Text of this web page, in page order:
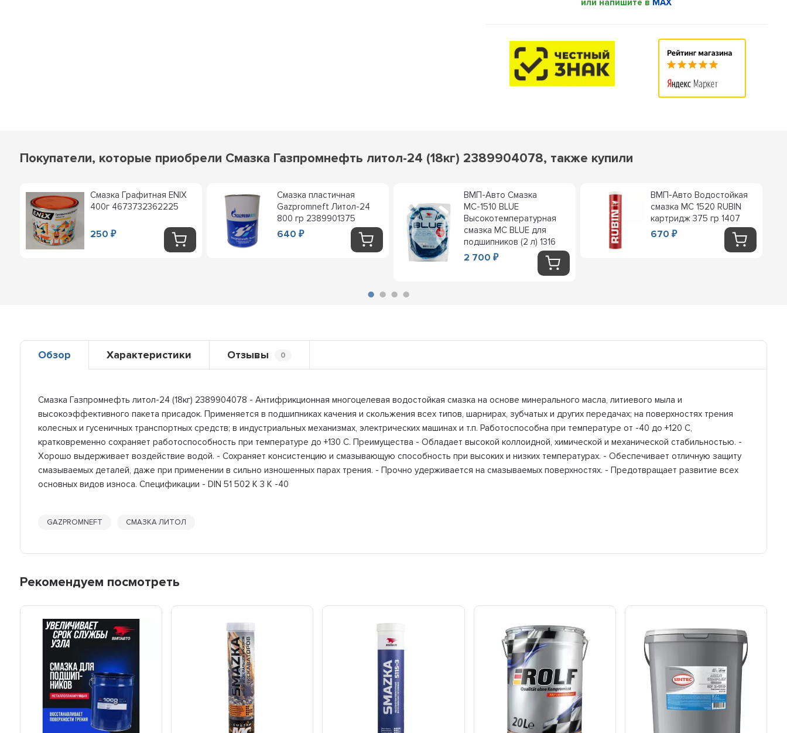
или напишите в MAX
Покупатели, которые приобрели Смазка Газпромнефть литол-24 (18кг) 2389904078, также купили
Смазка Графитная ENIX
400г 4673732362225
250₽
Смазка пластичная
Gazpromneft Литол-24
800 гр 2389901375
640₽
ВМП-Авто Смазка
МС-1510 BLUE
Высокотемпературная
смазка МС BLUE для
подшипников (2 л) 1316
2 700₽
ВМП-Авто Водостойкая
смазка MC 1520 RUBIN
картридж 375 гр 1407
670₽
Обзор Характеристики Отзывы 0
Смазка Газпромнефть литол-24 (18кг) 2389904078 - Антифрикционная многоцелевая водостойкая смазка на основе минерального масла, литиевого мыла и
высокоэффективного пакета присадок. Применяется в подшипниках качения и скольжения всех типов, шарнирах, зубчатых и других передачах; на поверхностях трения
колесных и гусеничных транспортных средств; в индустриальных механизмах, электрических машинах и т.п. Работоспособна при температуре от -40 до +120 С,
кратковременно сохраняет работоспособность при температуре до +130 С. Преимущества - Обладает высокой коллоидной, химической и механической стабильностью. -
Хорошо выдерживает воздействие водой. - Сохраняет консистенцию и смазывающую способность при высоких и низких температурах. - Обеспечивает отличную защиту
смазываемых деталей, даже при применении в сильно изношенных парах трения. - Прочно удерживается на смазываемых поверхностях. - Предотвращает развитие всех
основных видов износа. Спецификации - DIN 51 502 K 3 K -40
GAZPROMNEFT СМАЗКА ЛИТОЛ
Рекомендуем посмотреть